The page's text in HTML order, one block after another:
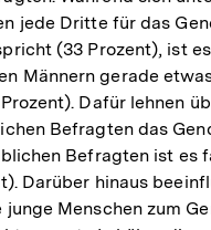
jede Dritte für das
(33 Prozent), ist
Männern gerade
Dafür lehnen
Befragten das
Befragten ist es
Darüber hinaus
junge Menschen zum